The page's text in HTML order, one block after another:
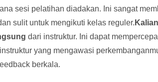
sesi pelatihan diadakan. Ini sangat
sulit untuk mengikuti kelas reguler.
dari instruktur. Ini dapat
yang mengawasi
berkala.